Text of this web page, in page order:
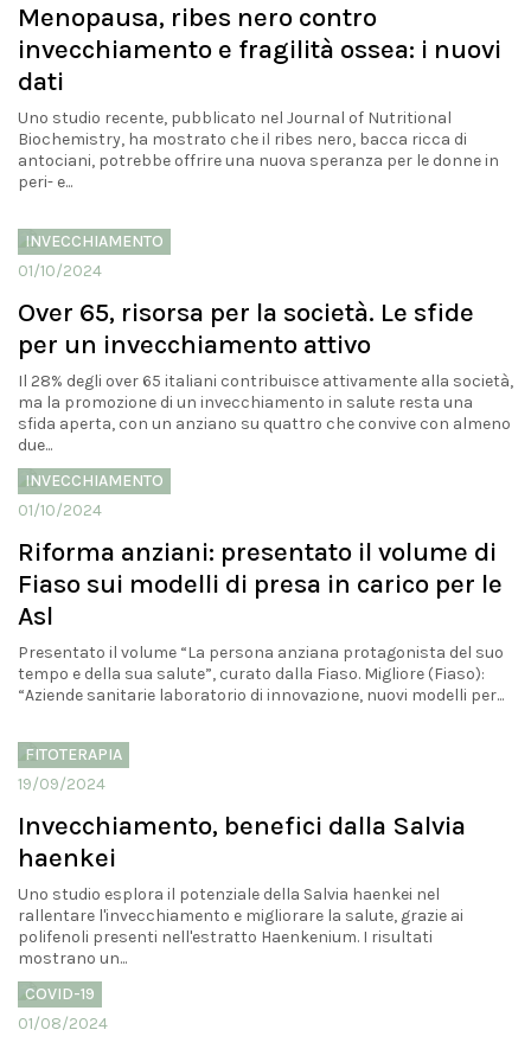
Menopausa, ribes nero contro
invecchiamento e fragilità ossea: i nuovi
dati
Uno studio recente, pubblicato nel Journal of Nutritional
Biochemistry, ha mostrato che il ribes nero, bacca ricca di
antociani, potrebbe offrire una nuova speranza per le donne in
peri- e...
INVECCHIAMENTO
01/10/2024
Over 65, risorsa per la società. Le sfide
per un invecchiamento attivo
Il 28% degli over 65 italiani contribuisce attivamente alla società,
ma la promozione di un invecchiamento in salute resta una
sfida aperta, con un anziano su quattro che convive con almeno
due...
INVECCHIAMENTO
01/10/2024
Riforma anziani: presentato il volume di
Fiaso sui modelli di presa in carico per le
Asl
Presentato il volume “La persona anziana protagonista del suo
tempo e della sua salute”, curato dalla Fiaso. Migliore (Fiaso):
“Aziende sanitarie laboratorio di innovazione, nuovi modelli per...
FITOTERAPIA
19/09/2024
Invecchiamento, benefici dalla Salvia
haenkei
Uno studio esplora il potenziale della Salvia haenkei nel
rallentare l'invecchiamento e migliorare la salute, grazie ai
polifenoli presenti nell'estratto Haenkenium. I risultati
mostrano un...
COVID-19
01/08/2024